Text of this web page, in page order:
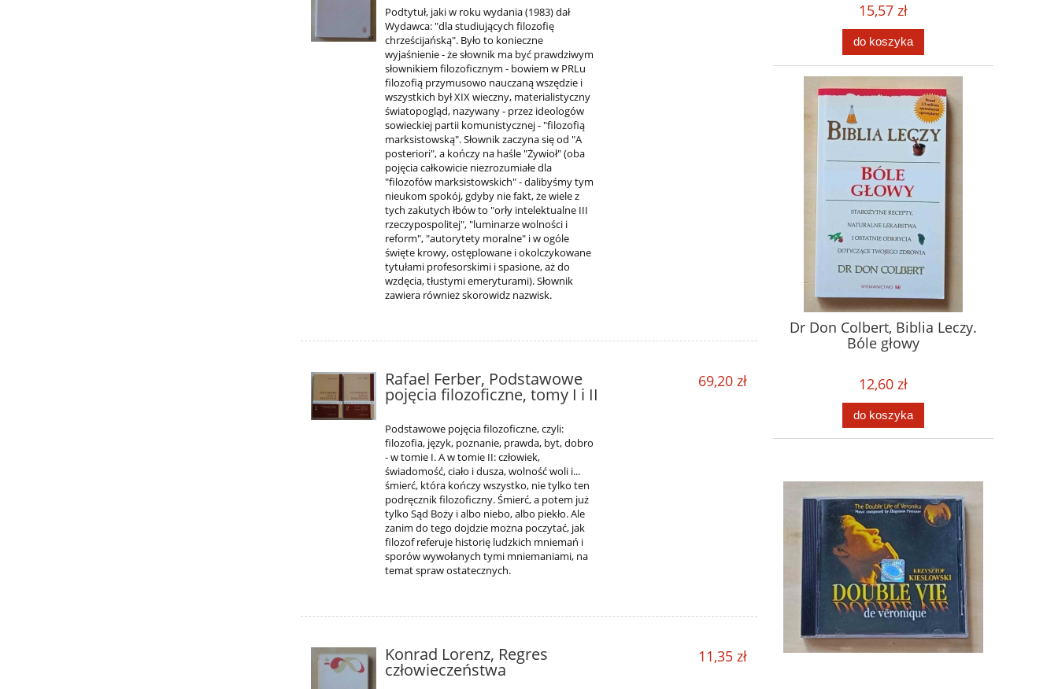
Podtytuł, jaki w roku wydania (1983) dał
Wydawca: "dla studiujących filozofię
chrześcijańską". Było to konieczne
wyjaśnienie - że słownik ma być prawdziwym
słownikiem filozoficznym - bowiem w PRLu
filozofią przymusowo nauczaną wszędzie i
wszystkich był XIX wieczny, materialistyczny
światopogląd, nazywany - przez ideologów
sowieckiej partii komunistycznej - "filozofią
marksistowską". Słownik zaczyna się od "A
posteriori", a kończy na haśle "Żywioł" (oba
pojęcia całkowicie niezrozumiałe dla
"filozofów marksistowskich" - dalibyśmy tym
nieukom spokój, gdyby nie fakt, że wiele z
tych zakutych łbów to "orły intelektualne III
rzeczypospolitej", "luminarze wolności i
reform", "autorytety moralne" i w ogóle
święte krowy, ostęplowane i okolczykowane
tytułami profesorskimi i spasione, aż do
wzdęcia, tłustymi emeryturami). Słownik
zawiera również skorowidz nazwisk.
Rafael Ferber, Podstawowe
pojęcia filozoficzne, tomy I i II
Podstawowe pojęcia filozoficzne, czyli:
filozofia, język, poznanie, prawda, byt, dobro
- w tomie I. A w tomie II: człowiek,
świadomość, ciało i dusza, wolność woli i...
śmierć, która kończy wszystko, nie tylko ten
podręcznik filozoficzny. Śmierć, a potem już
tylko Sąd Boży i albo niebo, albo piekło. Ale
zanim do tego dojdzie można poczytać, jak
filozof referuje historię ludzkich mniemań i
sporów wywołanych tymi mniemaniami, na
temat spraw ostatecznych.
69,20 zł
Konrad Lorenz, Regres
człowieczeństwa
11,35 zł
15,57 zł
do koszyka
Dr Don Colbert, Biblia Leczy.
Bóle głowy
12,60 zł
do koszyka